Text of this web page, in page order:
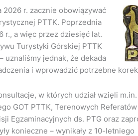
r. zacznie obowiązywać
PTTK. Poprzednia
r., a więc przez dziesięć lat.
Turystyki Górskiej PTTK
uznaliśmy jednak, że dekada
i wprowadzić potrzebne
w których udział wzięli m.in.
GOT PTTK, Terenowych Referatów
Egzaminacyjnych ds. PTG oraz
konieczne – wynikały z 10-letniego